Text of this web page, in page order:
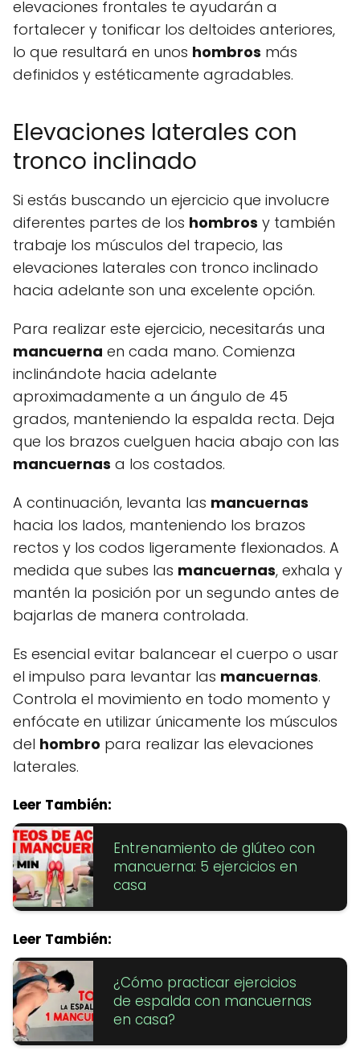
elevaciones frontales te ayudarán a
fortalecer y tonificar los deltoides anteriores,
lo que resultará en unos hombros más
definidos y estéticamente agradables.
Elevaciones laterales con
tronco inclinado
Si estás buscando un ejercicio que involucre
diferentes partes de los hombros y también
trabaje los músculos del trapecio, las
elevaciones laterales con tronco inclinado
hacia adelante son una excelente opción.
Para realizar este ejercicio, necesitarás una
mancuerna en cada mano. Comienza
inclinándote hacia adelante
aproximadamente a un ángulo de 45
grados, manteniendo la espalda recta. Deja
que los brazos cuelguen hacia abajo con las
mancuernas a los costados.
A continuación, levanta las mancuernas
hacia los lados, manteniendo los brazos
rectos y los codos ligeramente flexionados. A
medida que subes las mancuernas, exhala y
mantén la posición por un segundo antes de
bajarlas de manera controlada.
Es esencial evitar balancear el cuerpo o usar
el impulso para levantar las mancuernas.
Controla el movimiento en todo momento y
enfócate en utilizar únicamente los músculos
del hombro para realizar las elevaciones
laterales.
Leer También:
Entrenamiento de glúteo con
mancuerna: 5 ejercicios en
casa
Leer También:
¿Cómo practicar ejercicios
de espalda con mancuernas
en casa?